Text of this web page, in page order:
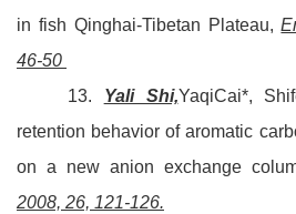
in fish Qinghai-Tibetan Plateau,
46-50
13. Yali Shi,YaqiCai*,
retention behavior of aromatic
on a new anion exchange
2008, 26, 121-126.